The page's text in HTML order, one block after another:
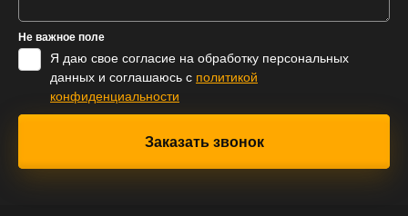
Не важное поле
Я даю свое согласие на обработку персональных
данных и соглашаюсь с политикой
конфиденциальности